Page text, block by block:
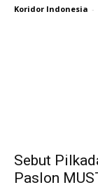
Koridor Indonesia -
Sebut
Paslon